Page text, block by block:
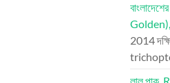
2014